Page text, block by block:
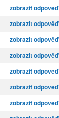
zobrazit odpověď
zobrazit odpověď
zobrazit odpověď
zobrazit odpověď
zobrazit odpověď
zobrazit odpověď
zobrazit odpověď